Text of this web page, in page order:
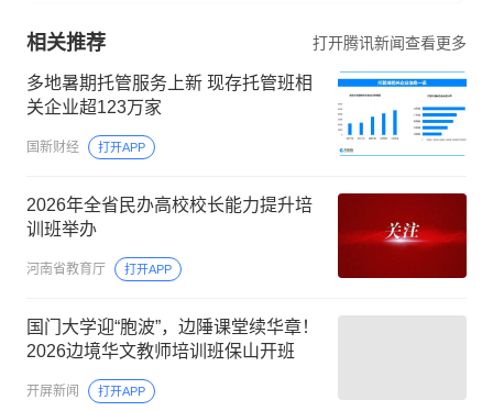
相关推荐 打开腾讯新闻查看更多
多地暑期托管服务上新 现存托管班相
关企业超123万家
国新财经 打开APP
2026年全省民办高校校长能力提升培
训班举办
河南省教育厅 打开APP
国门大学迎“胞波”，边陲课堂续华章！
2026边境华文教师培训班保山开班
开屏新闻 打开APP